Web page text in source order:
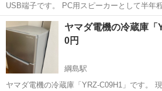
USB端子です。 PC用スピーカーとして半年程
浜市内にて受け取り可能な方はよろしくお願
神奈川 横浜市 綱島駅 オーディオ
ヤマダ電機の冷蔵庫「
0円
綱島駅
ヤマダ電機の冷蔵庫「YRZ-C09H1」です。